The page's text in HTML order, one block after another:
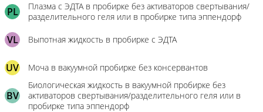
PL
Плазма с ЭДТА в пробирке без активаторов свертывания/
разделительного геля или в пробирке типа эппендорф
VL Выпотная жидкость в пробирке с ЭДТА
UV Моча в вакуумной пробирке без консервантов
BV
Биологическая жидкость в вакуумной пробирке без
активаторов свертывания/разделительного геля или в
пробирке типа эппендорф